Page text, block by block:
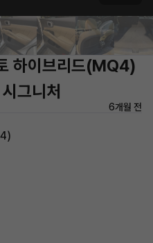
하이브리드(MQ4)
그니처
6개월 전